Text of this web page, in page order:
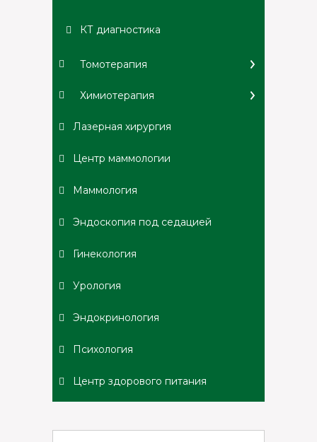
КТ диагностика
Томотерапия
Химиотерапия
Лазерная хирургия
Центр маммологии
Маммология
Эндоскопия под седацией
Гинекология
Урология
Эндокринология
Психология
Центр здорового питания